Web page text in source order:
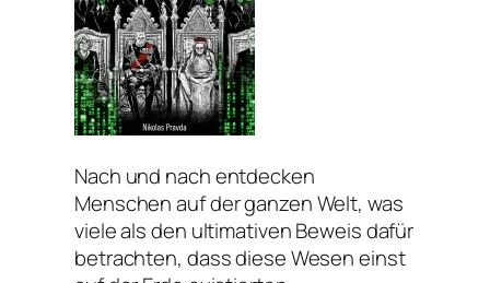
Nach und nach entdecken
Menschen auf der ganzen Welt, was
viele als den ultimativen Beweis dafür
betrachten, dass diese Wesen einst